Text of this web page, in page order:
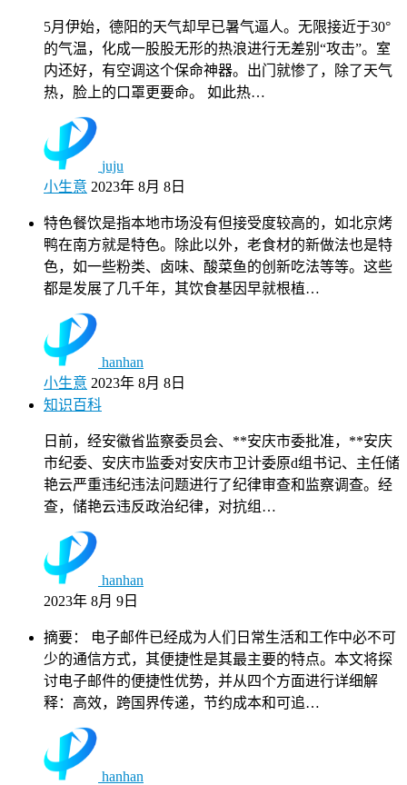
5月伊始，德阳的天气却早已暑气逼人。无限接近于30°
的气温，化成一股股无形的热浪进行无差别“攻击”。室
内还好，有空调这个保命神器。出门就惨了，除了天气
热，脸上的口罩更要命。 如此热…
juju
小生意 2023年 8月 8日
特色餐饮是指本地市场没有但接受度较高的，如北京烤
鸭在南方就是特色。除此以外，老食材的新做法也是特
色，如一些粉类、卤味、酸菜鱼的创新吃法等等。这些
都是发展了几千年，其饮食基因早就根植…
hanhan
小生意 2023年 8月 8日
知识百科
日前，经安徽省监察委员会、**安庆市委批准，**安庆
市纪委、安庆市监委对安庆市卫计委原d组书记、主任储
艳云严重违纪违法问题进行了纪律审查和监察调查。经
查，储艳云违反政治纪律，对抗组…
hanhan
2023年 8月 9日
摘要： 电子邮件已经成为人们日常生活和工作中必不可
少的通信方式，其便捷性是其最主要的特点。本文将探
讨电子邮件的便捷性优势，并从四个方面进行详细解
释：高效，跨国界传递，节约成本和可追…
hanhan